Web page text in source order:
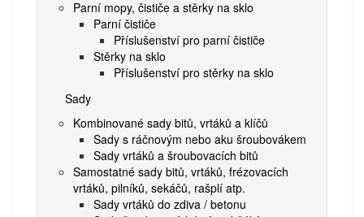
Parní mopy, čističe a stěrky na sklo
Parní čističe
Příslušenství pro parní čističe
Stěrky na sklo
Příslušenství pro stěrky na sklo
Sady
Kombinované sady bitů, vrtáků a klíčů
Sady s ráčnovým nebo aku šroubovákem
Sady vrtáků a šroubovacích bitů
Samostatné sady bitů, vrtáků, frézovacích
vrtáků, pilníků, sekáčů, rašplí atp.
Sady vrtáků do zdiva / betonu